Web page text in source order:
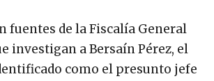
fuentes de la Fiscalía General
investigan a Bersaín Pérez, el
como el presunto jefe